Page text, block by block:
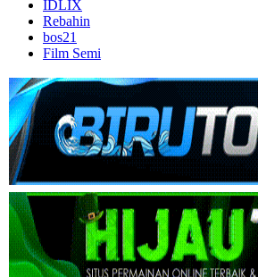
IDLIX
Rebahin
bos21
Film Semi